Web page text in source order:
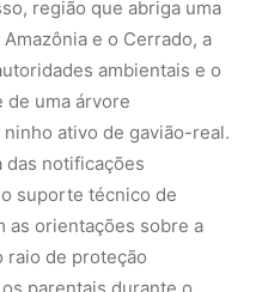
produtivas
anos de idade de pé
mais do que apenas
criar uma zona
redor do ninho para